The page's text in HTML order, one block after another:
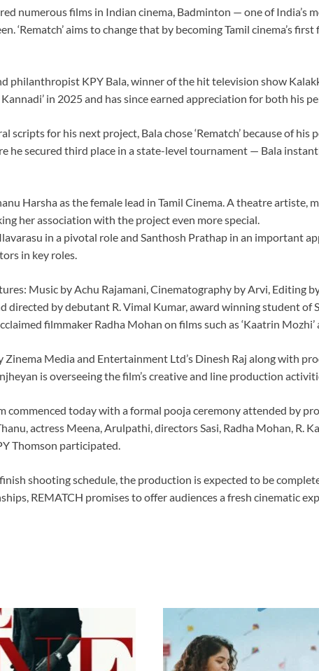
numerous films in Indian cinema, Badminton — one of India’s
‘Rematch’ aims to change that by becoming Tamil cinema’s
philanthropist KPY Bala, winner of the hit television show
in 2025 and has since earned appreciation for both his
scripts for his next project, Bala chose ‘Rematch’ because of
he secured third place in a state-level tournament — Bala
Harsha as the female lead in Tamil Cinema. A theatre artiste,
her association with the project even more special.
in a pivotal role and Santhosh Prathap in an important
in key roles.
Music by Achu Rajamani, Cinematography by Arvi, Editing
directed by debutant R. Vimal Kumar, award winning student
filmmaker Radha Mohan on films such as ‘Kaatrin
Zinema Media and Entertainment Ltd’s Dinesh Raj along with
is overseeing the film’s creative and line production
commenced today with a formal pooja ceremony attended by
actress Meena, Arulpathi, directors Sasi, Radha Mohan, R.
Thomson participated.
shooting schedule, the production is expected to be
REMATCH promises to offer audiences a fresh cinematic